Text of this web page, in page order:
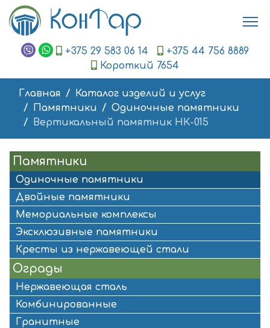
+375 29 583 06 14
+375 44 756 8889
Короткий 7654
Главная
Каталог изделий и услуг
Памятники
Одиночные памятники
Вертикальный памятник НК-015
Памятники
Одиночные памятники
Двойные памятники
Мемориальные комплексы
Эксклюзивные памятники
Кресты из нержавеющей стали
Ограды
Нержавеющая сталь
Комбинированные
Гранитные